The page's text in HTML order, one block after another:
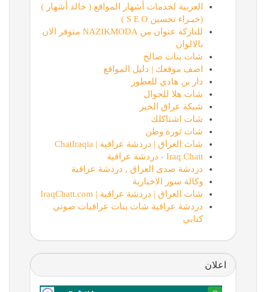
العربية لخدمات أشهار المواقع ( خالد أشهار )
(خبـراء تحسين S E O )
للنازكة عنوان من NAZIKMODA متوفر الان
بالالوان
شات بنات صالح
اضف موقعك | دليل المواقع
دار بن هادي للعطور
شات هلا للجوال
شبكة عراق الخير
شات اشتاكلك
شات ثورة وطن
شات العراق | دردشة عراقية | ChatIraqia
Iraq Chatt - دردشة عراقية
دردشة صدى العراق , دردشة عراقية
وكالة سور الاخبارية
شات العراق | دردشة عراقية | IraqChatt.com
دردشة عراقية شات بنات عراقيات صوتي
كتابي
اعلان